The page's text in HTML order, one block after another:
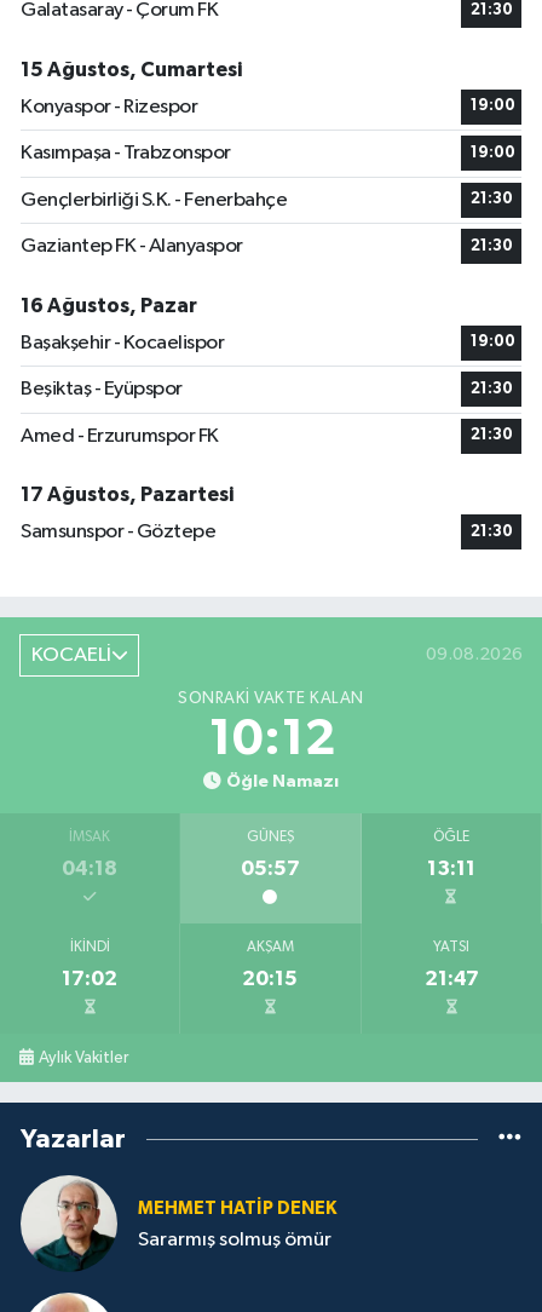
Galatasaray - Çorum FK 21:30
15 Ağustos, Cumartesi
Konyaspor - Rizespor
19:00
Kasımpaşa - Trabzonspor 19:00
Gençlerbirliği S.K. - Fenerbahçe 21:30
Gaziantep FK - Alanyaspor 21:30
16 Ağustos, Pazar
Başakşehir - Kocaelispor
19:00
Beşiktaş - Eyüpspor 21:30
Amed - Erzurumspor FK 21:30
17 Ağustos, Pazartesi
Samsunspor - Göztepe
21:30
KOCAELİ 09.08.2026
SONRAKI VAKTE KALAN
10:11
Öğle Namazı
İMSAK
04:18
GÜNEŞ
05:57
ÖĞLE
13:11
İKINDI
17:02
AKŞAM
20:15
YATSI
21:47
Aylık Vakitler
Yazarlar
MEHMET HATİP DENEK
Sararmış solmuş ömür